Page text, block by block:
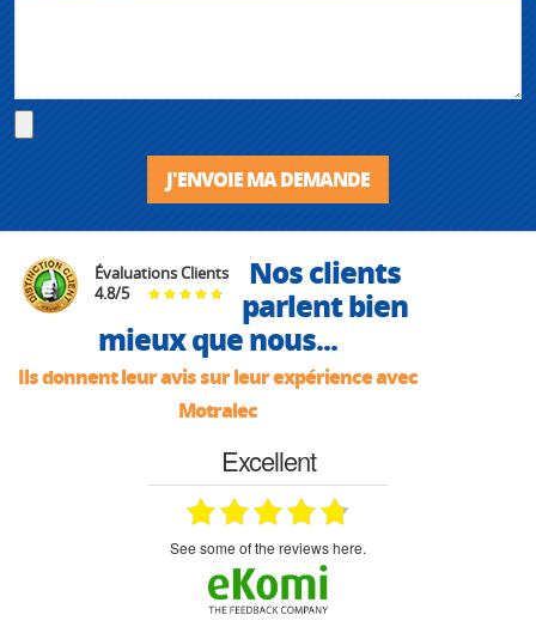
J'ENVOIE MA DEMANDE
Évaluations Clients
4.8/5
Nos clients
parlent bien
mieux que nous...
Ils donnent leur avis sur leur expérience avec
Motralec
Excellent
see some of the reviews here.